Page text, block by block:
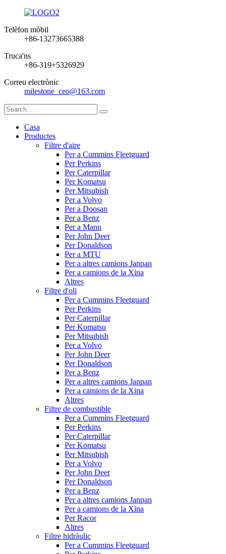
Telèfon mòbil
+86-13273665388
Truca'ns
+86-319+5326929
Correu electrònic
milestone_ceo@163.com
Casa
Productes
Filtre d'aire
Per a Cummins Fleetguard
Per Perkins
Per Caterpillar
Per Komatsu
Per Mitsubish
Per a Volvo
Per a Doosan
Per a Benz
Per a Mann
Per John Deer
Per Donaldson
Per a MTU
Per a altres camions Janpan
Per a camions de la Xina
Altres
Filtre d'oli
Per a Cummins Fleetguard
Per Perkins
Per Caterpillar
Per Komatsu
Per Mitsubish
Per a Volvo
Per John Deer
Per Donaldson
Per a Benz
Per a altres camions Janpan
Per a camions de la Xina
Altres
Filtre de combustible
Per a Cummins Fleetguard
Per Perkins
Per Caterpillar
Per Komatsu
Per Mitsubish
Per a Volvo
Per John Deer
Per Donaldson
Per a Benz
Per a altres camions Janpan
Per a camions de la Xina
Per Racor
Altres
Filtre hidràulic
Per a Cummins Fleetguard